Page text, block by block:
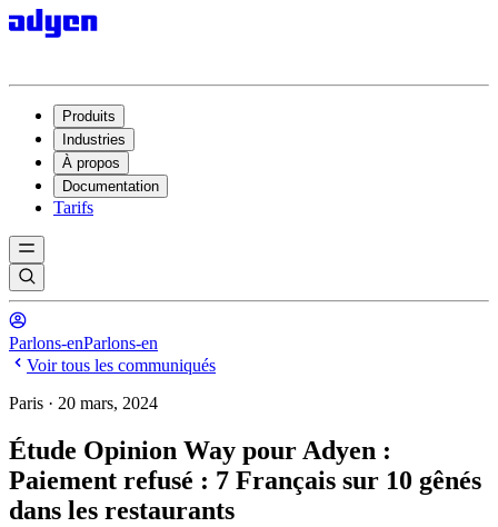
Produits
Industries
À propos
Documentation
Tarifs
Parlons-enParlons-en
Voir tous les communiqués
Paris · 20 mars, 2024
Étude Opinion Way pour Adyen :
Paiement refusé : 7 Français sur 10 gênés
dans les restaurants